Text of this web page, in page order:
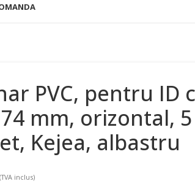
PVC, pentru ID
mm, orizontal, 5
Kejea, albastru
(TVA inclus)